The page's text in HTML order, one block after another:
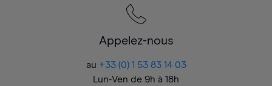
Appelez-nous
au +33 (0) 1 53 83 14 03
Lun-Ven de 9h à 18h